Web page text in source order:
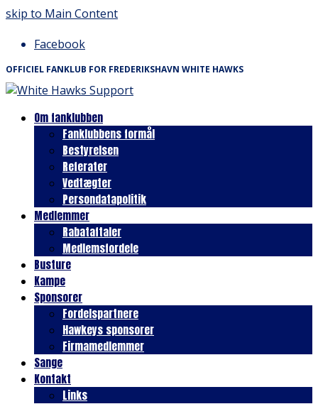
skip to Main Content
Facebook
OFFICIEL FANKLUB FOR FREDERIKSHAVN WHITE HAWKS
Om fanklubben
Fanklubbens formål
Bestyrelsen
Referater
Vedtægter
Persondatapolitik
Medlemmer
Rabataftaler
Medlemsfordele
Busture
Kampe
Sponsorer
Fordelspartnere
Hawkeys sponsorer
Firmamedlemmer
Sange
Kontakt
Links